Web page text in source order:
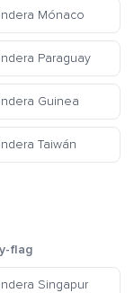
Mónaco
Paraguay
Guinea
Taiwán
flag
Singapur